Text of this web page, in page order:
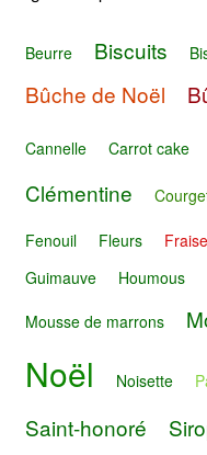
Beurre Biscuits
Bûche de Noël
Cannelle Carrot cake
Clémentine
Fenouil Fleurs
Guimauve
Houmous
Mousse de marrons
Noël Noisette
Saint-honoré